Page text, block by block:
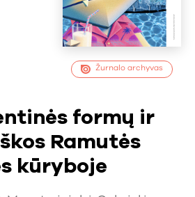
Žurnalo archyvas
formų ir
Ramutės
kūryboje